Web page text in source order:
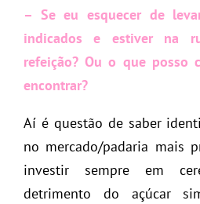
– Se eu esquecer de
indicados e estiver na
refeição? Ou o que posso
encontrar?
Aí é questão de saber
no mercado/padaria mais
investir sempre em
detrimento do açúcar